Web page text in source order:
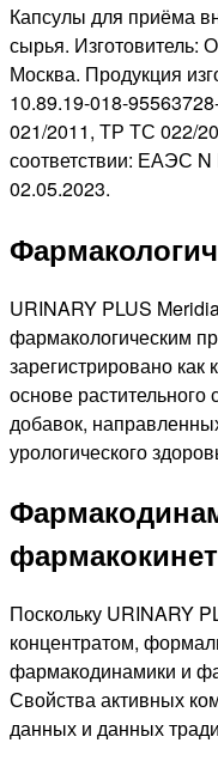
Капсулы для приёма
сырья. Изготовитель:
Москва. Продукция
10.89.19-018-
021/2011, ТР ТС 022/
соответствии: ЕАЭС
02.05.2023.
URINARY PLUS
фармакологическим
зарегистрировано
основе
добавок,
урологического
Поскольку URINARY
концентратом,
фармакодинамики и
Свойства активных
данных и данных